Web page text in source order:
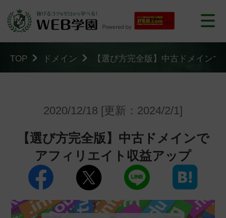
TOP ドメイン 【選び方完全版】中古ドメイン
2020/12/18 [更新：2024/2/1]
【選び方完全版】中古ドメインで
アフィリエイト収益アップ